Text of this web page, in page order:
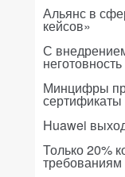
Альянс в
кейсов»
С
Минцифры
сертификаты
Huawei
Только 20%